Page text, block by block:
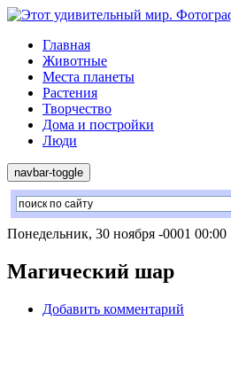
Главная
Животные
Места планеты
Растения
Творчество
Дома и постройки
Люди
navbar-toggle
Понедельник, 30 ноября -0001 00:00
Магический шар
Добавить комментарий